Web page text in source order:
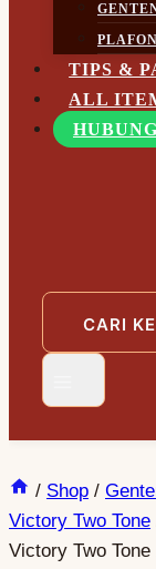
TIPS &
ALL
CARI
/ Shop /
Victory Two Tone
Victory Two